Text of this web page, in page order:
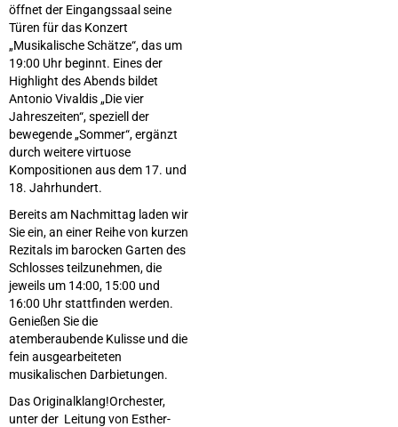
öffnet der Eingangssaal seine
Türen für das Konzert
„Musikalische Schätze“, das um
19:00 Uhr beginnt. Eines der
Highlight des Abends bildet
Antonio Vivaldis „Die vier
Jahreszeiten“, speziell der
bewegende „Sommer“, ergänzt
durch weitere virtuose
Kompositionen aus dem 17. und
18. Jahrhundert.
Bereits am Nachmittag laden wir
Sie ein, an einer Reihe von kurzen
Rezitals im barocken Garten des
Schlosses teilzunehmen, die
jeweils um 14:00, 15:00 und
16:00 Uhr stattfinden werden.
Genießen Sie die
atemberaubende Kulisse und die
fein ausgearbeiteten
musikalischen Darbietungen.
Das Originalklang!Orchester,
unter der Leitung von Esther-